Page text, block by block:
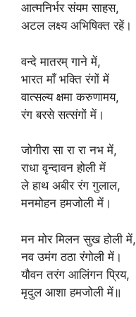
आत्मनिर्भर संयम साहस,
अटल लक्ष्य अभिषिक्त रहें।
वन्दे मातरम् गाने में,
भारत माँ भक्ति रंगों में
वात्सल्य क्षमा करुणामय,
रंग बरसे सत्संगों में।
जोगीरा सा रा रा नभ में,
राधा वृन्दावन होली में
ले हाथ अबीर रंग गुलाल,
मनमोहन हमजोली में।
मन मोर मिलन सुख होली में,
नव उमंग ठठा रंगोली में।
यौवन तरंग आलिंगन प्रिय,
मृदुल आशा हमजोली में॥